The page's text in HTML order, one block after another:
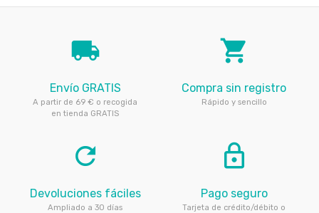
local_shipping
Envío GRATIS
A partir de 69 € o recogida
en tienda GRATIS
local_grocery_store
Compra sin registro
Rápido y sencillo
refresh
Devoluciones fáciles
Ampliado a 30 días
lock_outline
Pago seguro
Tarjeta de crédito/débito o